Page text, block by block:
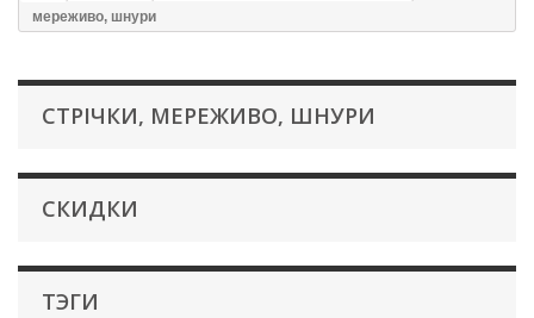
мереживо, шнури
СТРІЧКИ, МЕРЕЖИВО, ШНУРИ
СКИДКИ
ТЭГИ